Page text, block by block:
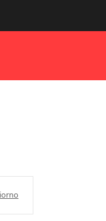
Viste